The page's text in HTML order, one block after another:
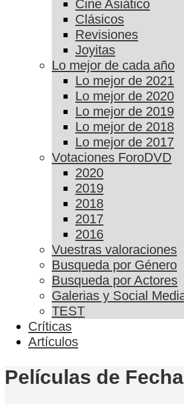
Cine Asiático
Clásicos
Revisiones
Joyitas
Lo mejor de cada año
Lo mejor de 2021
Lo mejor de 2020
Lo mejor de 2019
Lo mejor de 2018
Lo mejor de 2017
Votaciones ForoDVD
2020
2019
2018
2017
2016
Vuestras valoraciones
Busqueda por Género
Busqueda por Actores
Galerias y Social
TEST
Críticas
Artículos
Películas de